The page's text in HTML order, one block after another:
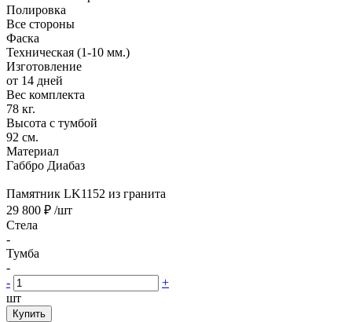
Полировка
Все стороны
Фаска
Техническая (1-10 мм.)
Изготовление
от 14 дней
Вес комплекта
78 кг.
Высота с тумбой
92 см.
Материал
Габбро Диабаз
Памятник LK1152 из гранита
29 800 ₽ /шт
Стела
-
Тумба
-
-
+
шт
Купить